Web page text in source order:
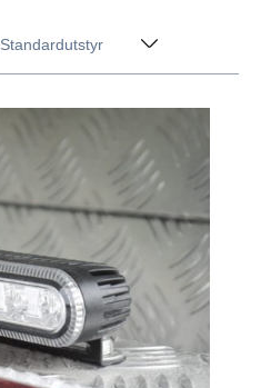
Standardutstyr